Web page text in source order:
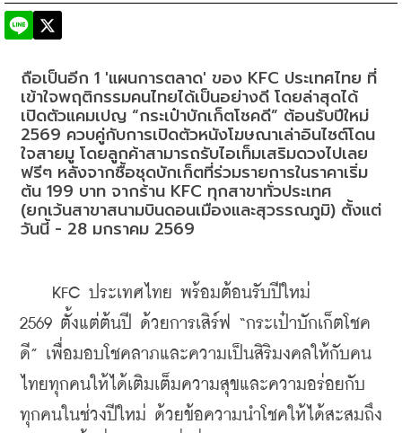
ถือเป็นอีก 1 'แผนการตลาด' ของ KFC ประเทศไทย ที่
เข้าใจพฤติกรรมคนไทยได้เป็นอย่างดี โดยล่าสุดได้
เปิดตัวแคมเปญ “กระเป๋าบักเก็ตโชคดี” ต้อนรับปีใหม่
2569 ควบคู่กับการเปิดตัวหนังโฆษณาเล่าอินไซต์โดน
ใจสายมู โดยลูกค้าสามารถรับไอเท็มเสริมดวงไปเลย
ฟรีๆ หลังจากซื้อชุดบักเก็ตที่ร่วมรายการในราคาเริ่ม
ต้น 199 บาท จากร้าน KFC ทุกสาขาทั่วประเทศ
(ยกเว้นสาขาสนามบินดอนเมืองและสุวรรณภูมิ) ตั้งแต่
วันนี้ - 28 มกราคม 2569
KFC ประเทศไทย พร้อมต้อนรับปีใหม่
2569 ตั้งแต่ต้นปี ด้วยการเสิร์ฟ “กระเป๋าบักเก็ตโชค
ดี” เพื่อมอบโชคลาภและความเป็นสิริมงคลให้กับคน
ไทยทุกคน ให้ได้เติมเต็มความสุขและความอร่อยกับ
ทุกคนในช่วงปีใหม่ ด้วยข้อความนำโชคให้ได้สะสมถึง